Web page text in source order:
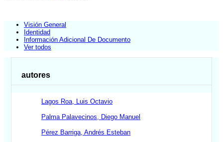
Visión General
Identidad
Información Adicional De Documento
Ver todos
autores
Lagos Roa, Luis Octavio
Palma Palavecinos, Diego Manuel
Pérez Barriga, Andrés Esteban